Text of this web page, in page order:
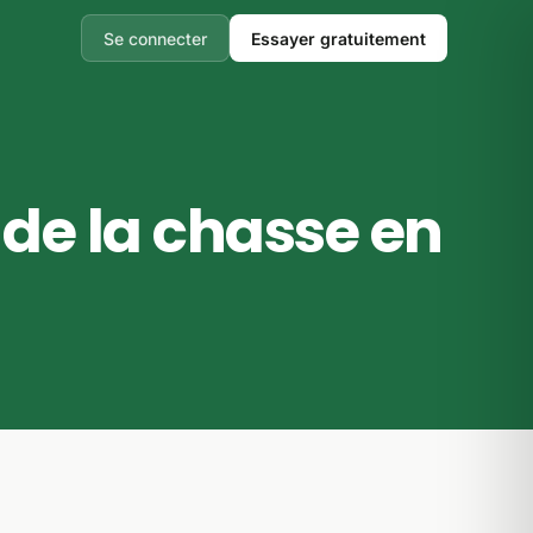
Se connecter Essayer gratuitement
la chasse en